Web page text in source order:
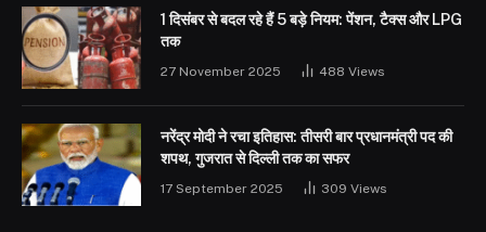
1 दिसंबर से बदल रहे हैं 5 बड़े नियम: पेंशन, टैक्स और LPG
तक
27 November 2025 488 Views
नरेंद्र मोदी ने रचा इतिहास: तीसरी बार प्रधानमंत्री पद की
शपथ, गुजरात से दिल्ली तक का सफर
17 September 2025 309 Views